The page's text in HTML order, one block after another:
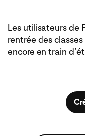
Les utilisateurs de
rentrée des
encore en train